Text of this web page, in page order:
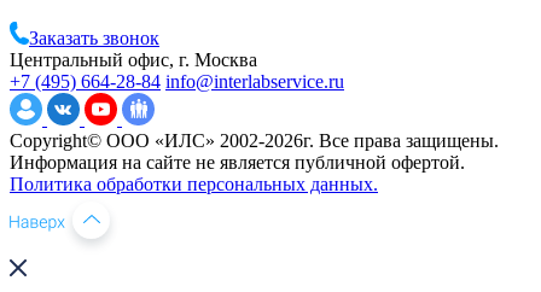
Заказать звонок
Центральный офис, г. Москва
+7 (495) 664-28-84 info@interlabservice.ru
Copyright© ООО «ИЛС» 2002-2026г. Все права защищены.
Информация на сайте не является публичной офертой.
Политика обработки персональных данных.